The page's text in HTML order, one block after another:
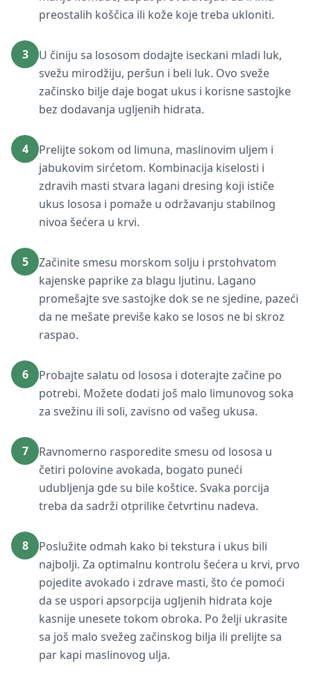
preostalih koščica ili kože koje treba ukloniti.
3
U činiju sa lososom dodajte iseckani mladi luk,
svežu mirodžiju, peršun i beli luk. Ovo sveže
začinsko bilje daje bogat ukus i korisne sastojke
bez dodavanja ugljenih hidrata.
4
Prelijte sokom od limuna, maslinovim uljem i
jabukovim sirćetom. Kombinacija kiselosti i
zdravih masti stvara lagani dresing koji ističe
ukus lososa i pomaže u održavanju stabilnog
nivoa šećera u krvi.
5
Začinite smesu morskom solju i prstohvatom
kajenske paprike za blagu ljutinu. Lagano
promešajte sve sastojke dok se ne sjedine, pazeći
da ne mešate previše kako se losos ne bi skroz
raspao.
6
Probajte salatu od lososa i doterajte začine po
potrebi. Možete dodati još malo limunovog soka
za svežinu ili soli, zavisno od vašeg ukusa.
7
Ravnomerno rasporedite smesu od lososa u
četiri polovine avokada, bogato puneći
udubljenja gde su bile koštice. Svaka porcija
treba da sadrži otprilike četvrtinu nadeva.
8
Poslužite odmah kako bi tekstura i ukus bili
najbolji. Za optimalnu kontrolu šećera u krvi, prvo
pojedite avokado i zdrave masti, što će pomoći
da se uspori apsorpcija ugljenih hidrata koje
kasnije unesete tokom obroka. Po želji ukrasite
sa još malo svežeg začinskog bilja ili prelijte sa
par kapi maslinovog ulja.